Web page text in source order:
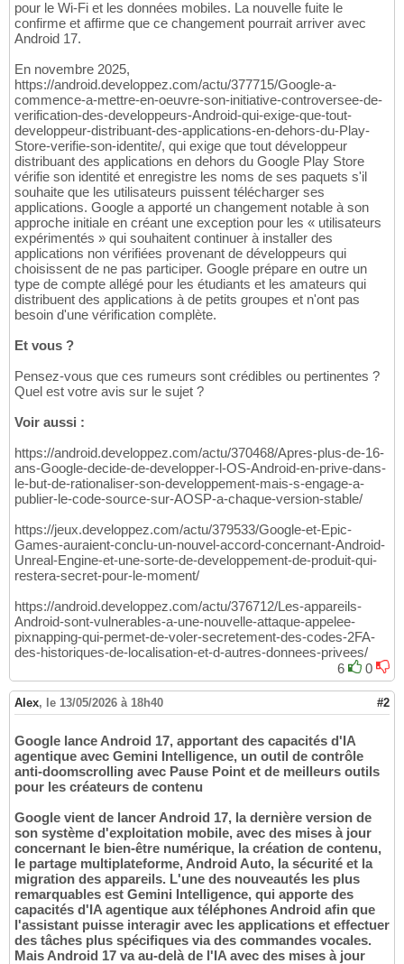
pour le Wi-Fi et les données mobiles. La nouvelle fuite le
confirme et affirme que ce changement pourrait arriver avec
Android 17.
En novembre 2025,
https://android.developpez.com/actu/377715/Google-a-
commence-a-mettre-en-oeuvre-son-initiative-controversee-de-
verification-des-developpeurs-Android-qui-exige-que-tout-
developpeur-distribuant-des-applications-en-dehors-du-Play-
Store-verifie-son-identite/, qui exige que tout développeur
distribuant des applications en dehors du Google Play Store
vérifie son identité et enregistre les noms de ses paquets s'il
souhaite que les utilisateurs puissent télécharger ses
applications. Google a apporté un changement notable à son
approche initiale en créant une exception pour les « utilisateurs
expérimentés » qui souhaitent continuer à installer des
applications non vérifiées provenant de développeurs qui
choisissent de ne pas participer. Google prépare en outre un
type de compte allégé pour les étudiants et les amateurs qui
distribuent des applications à de petits groupes et n'ont pas
besoin d'une vérification complète.
Et vous ?
Pensez-vous que ces rumeurs sont crédibles ou pertinentes ?
Quel est votre avis sur le sujet ?
Voir aussi :
https://android.developpez.com/actu/370468/Apres-plus-de-16-
ans-Google-decide-de-developper-l-OS-Android-en-prive-dans-
le-but-de-rationaliser-son-developpement-mais-s-engage-a-
publier-le-code-source-sur-AOSP-a-chaque-version-stable/
https://jeux.developpez.com/actu/379533/Google-et-Epic-
Games-auraient-conclu-un-nouvel-accord-concernant-Android-
Unreal-Engine-et-une-sorte-de-developpement-de-produit-qui-
restera-secret-pour-le-moment/
https://android.developpez.com/actu/376712/Les-appareils-
Android-sont-vulnerables-a-une-nouvelle-attaque-appelee-
pixnapping-qui-permet-de-voler-secretement-des-codes-2FA-
des-historiques-de-localisation-et-d-autres-donnees-privees/
6
0
Alex, le 13/05/2026 à 18h40 #2
Google lance Android 17, apportant des capacités d'IA
agentique avec Gemini Intelligence, un outil de contrôle
anti-doomscrolling avec Pause Point et de meilleurs outils
pour les créateurs de contenu
Google vient de lancer Android 17, la dernière version de
son système d'exploitation mobile, avec des mises à jour
concernant le bien-être numérique, la création de contenu,
le partage multiplateforme, Android Auto, la sécurité et la
migration des appareils. L'une des nouveautés les plus
remarquables est Gemini Intelligence, qui apporte des
capacités d'IA agentique aux téléphones Android afin que
l'assistant puisse interagir avec les applications et effectuer
des tâches plus spécifiques via des commandes vocales.
Mais Android 17 va au-delà de l'IA avec des mises à jour